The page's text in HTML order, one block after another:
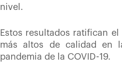
nivel.
Estos resultados ratifican
más altos de calidad en
pandemia de la COVID-19.